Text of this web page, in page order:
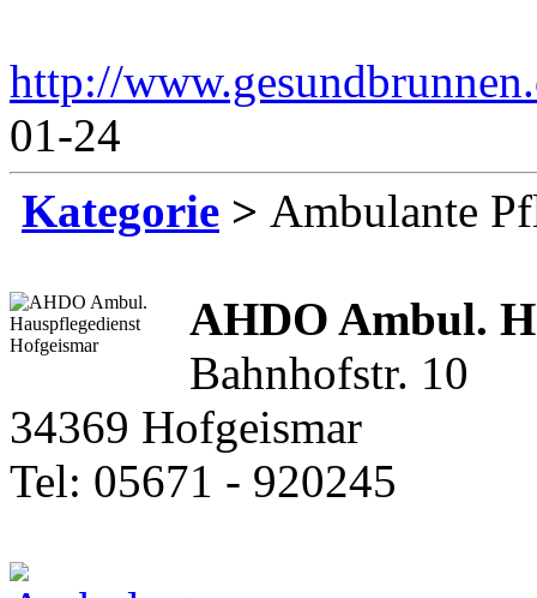
http://
01-24
Kategorie > Ambulante
AHDO Ambul.
Bahnhofstr. 10
34369 Hofgeismar
Tel: 05671 - 920245